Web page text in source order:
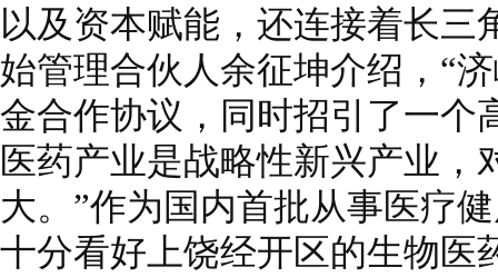
以及资本赋能，还连接着长三
始管理合伙人余征坤介绍，“
金合作协议，同时招引了一个
医药产业是战略性新兴产业，
大。”作为国内首批从事医疗
十分看好上饶经开区的生物医